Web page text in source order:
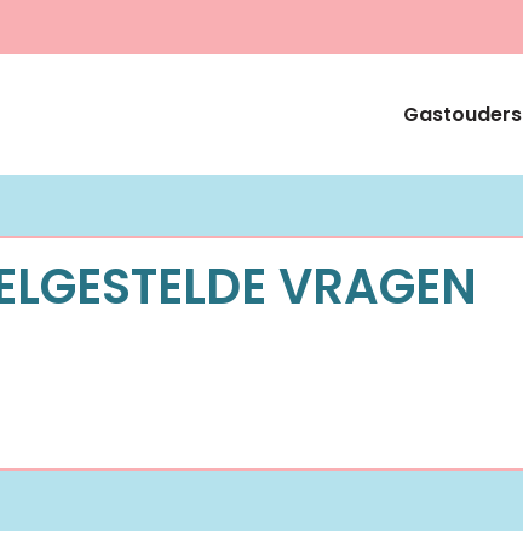
Gastouders
VRAGEN